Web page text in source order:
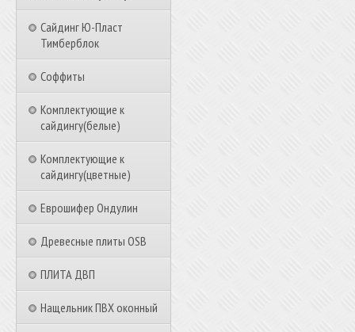
Сайдинг Ю-Пласт
Тимберблок
Соффиты
Комплектующие к
сайдингу(белые)
Комплектующие к
сайдингу(цветные)
Еврошифер Ондулин
Древесные плиты OSB
ПЛИТА ДВП
Нащельник ПВХ оконный